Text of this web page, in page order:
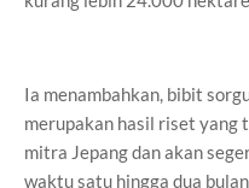
Ia menambahkan, bibit
merupakan hasil riset yang
mitra Jepang dan akan
waktu satu hingga dua